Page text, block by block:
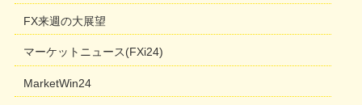
FX来週の大展望
マーケットニュース(FXi24)
MarketWin24